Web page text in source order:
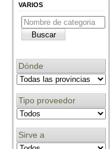
VARIOS
Dónde
Tipo proveedor
Sirve a